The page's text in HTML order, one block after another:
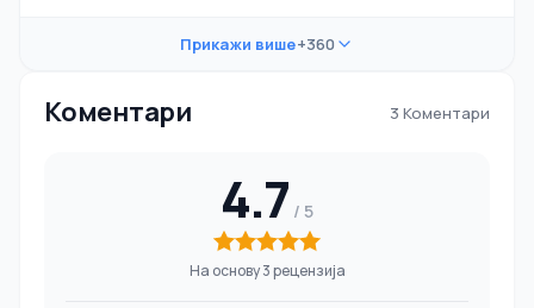
Прикажи више+360
Коментари 3 Коментари
4.7
На основу 3 рецензија